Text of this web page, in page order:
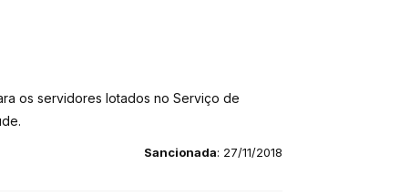
os servidores lotados no Serviço de
Sancionada: 27/11/2018